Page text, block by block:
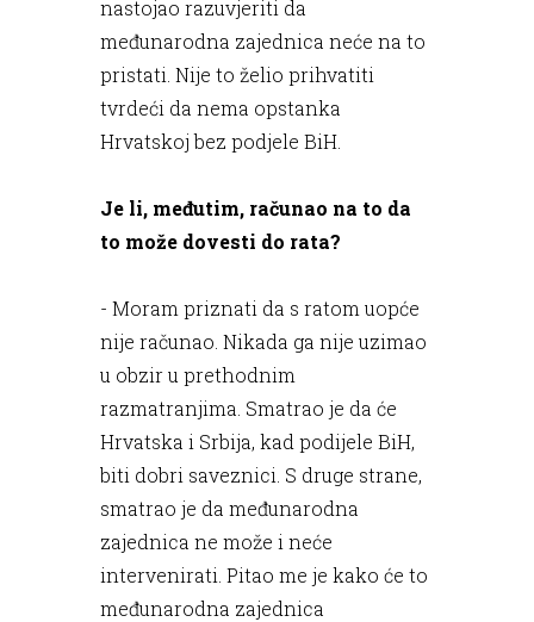
nastojao razuvjeriti da
međunarodna zajednica neće na to
pristati. Nije to želio prihvatiti
tvrdeći da nema opstanka
Hrvatskoj bez podjele BiH.
Je li, međutim, računao na to da
to može dovesti do rata?
- Moram priznati da s ratom uopće
nije računao. Nikada ga nije uzimao
u obzir u prethodnim
razmatranjima. Smatrao je da će
Hrvatska i Srbija, kad podijele BiH,
biti dobri saveznici. S druge strane,
smatrao je da međunarodna
zajednica ne može i neće
intervenirati. Pitao me je kako će to
međunarodna zajednica